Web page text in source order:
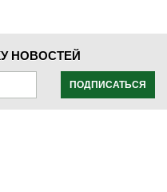
НОВОСТЕЙ
ПОДПИСАТЬСЯ